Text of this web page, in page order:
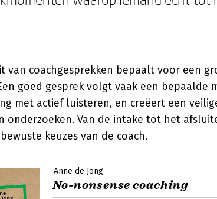
van coachgesprekken bepaalt voor een
goed gesprek volgt vaak een bepaalde
met actief luisteren, en creëert een
onderzoeken. Van de intake tot het
keuzes van de coach.
Anne de Jong
No-nonsense coaching